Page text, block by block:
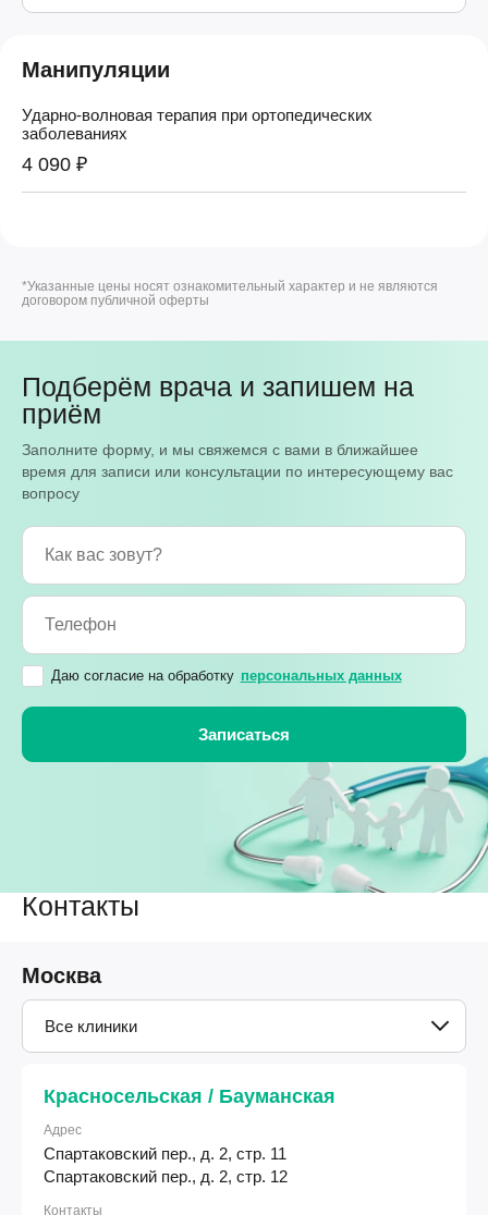
Манипуляции
Ударно-волновая терапия при ортопедических
заболеваниях
4 090 ₽
*Указанные цены носят ознакомительный характер и не являются
договором публичной оферты
Подберём врача и запишем на
приём
Заполните форму, и мы свяжемся с вами в ближайшее
время для записи или консультации по интересующему вас
вопросу
Даю согласие на обработку персональных данных
Контакты
Москва
Все клиники
Красносельская / Бауманская
Адрес
Спартаковский пер., д. 2, стр. 11
Спартаковский пер., д. 2, стр. 12
Контакты